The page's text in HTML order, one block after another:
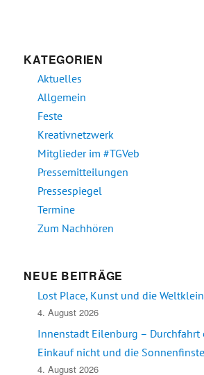
KATEGORIEN
Aktuelles
Allgemein
Feste
Kreativnetzwerk
Mitglieder im #TGVeb
Pressemitteilungen
Pressespiegel
Termine
Zum Nachhören
NEUE BEITRÄGE
Lost Place, Kunst und die
4. August 2026
Innenstadt Eilenburg – Durchfahrt
Einkauf nicht und die
4. August 2026